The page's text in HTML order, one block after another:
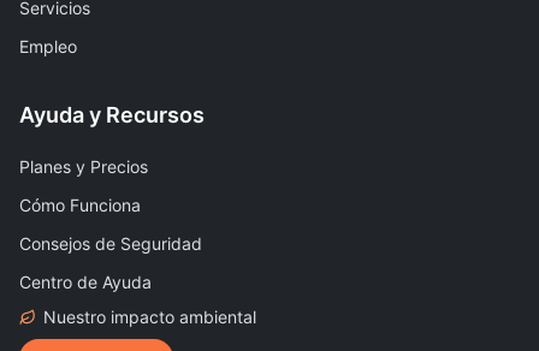
Servicios
Empleo
Ayuda y Recursos
Planes y Precios
Cómo Funciona
Consejos de Seguridad
Centro de Ayuda
Nuestro impacto ambiental